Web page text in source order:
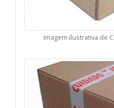
Imagem ilustrativa de